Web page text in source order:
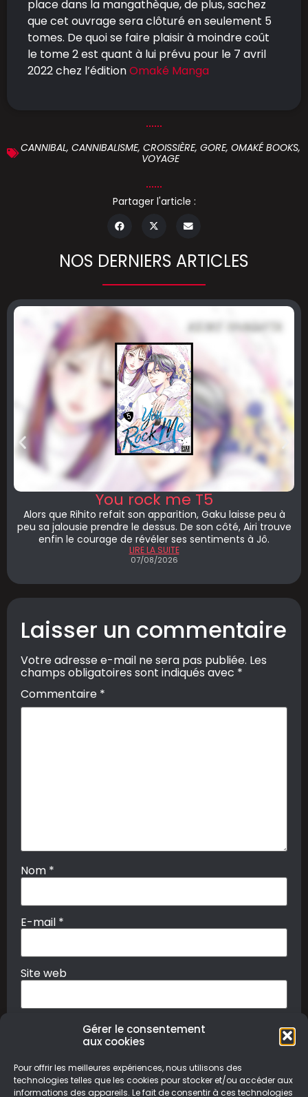
Gérer le consentement
aux cookies
Pour offrir les meilleures expériences, nous utilisons des
technologies telles que les cookies pour stocker et/ou accéder aux
informations des appareils. Le fait de consentir à ces technologies
place dans la mangathèque, de plus, sachez
que cet ouvrage sera clôturé en seulement 5
tomes. De quoi se faire plaisir à moindre coût
le tome 2 est quant à lui prévu pour le 7 avril
2022 chez l’éditionOmaké Manga
CANNIBAL, CANNIBALISME, CROISSIÈRE, GORE, OMAKÉ BOOKS,
VOYAGE
Partager l'article :
NOS DERNIERS ARTICLES
You rock me T5
Alors que Rihito refait son apparition, Gaku laisse peu à
peu sa jalousie prendre le dessus. De son côté, Airi trouve
enfin le courage de révéler ses sentiments à Jô.
LIRE LA SUITE
07/08/2026
Laisser un commentaire
Votre adresse e-mail ne sera pas publiée. Les
champs obligatoires sont indiqués avec *
Commentaire *
Nom *
E-mail *
Site web